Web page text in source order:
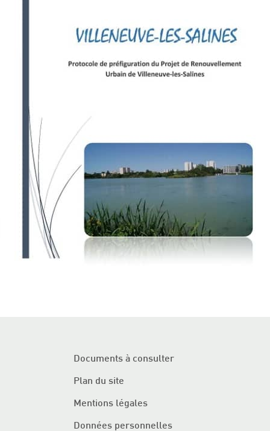
Documents à consulter
Plan du site
Mentions légales
Données personnelles